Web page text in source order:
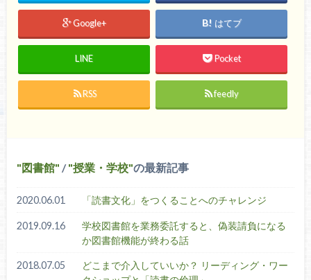
Google+ はてブ
LINE Pocket
RSS feedly
図書館 / 授業・学校 の最新記事
2020.06.01 「読書文化」をつくることへのチャレンジ
2019.09.16
学校図書館を業務委託すると、偽装請負になる
か図書館機能が終わる話
2018.07.05
どこまで介入していいか？ リーディング・ワー